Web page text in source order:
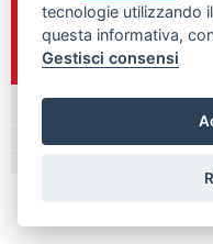
0931/461760
348/9897292
Palazzolo Acreide
tecnologie utilizzando
questa informativa,
Gestisci consensi